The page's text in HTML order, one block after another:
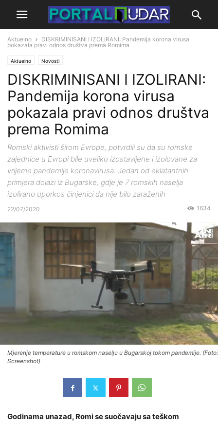
Aktuelno
DISKRIMINISANI I IZOLIRANI: Pandemija korona virusa
pokazala pravi odnos društva prema Romima
Aktuelno Novosti
DISKRIMINISANI I IZOLIRANI:
Pandemija korona virusa
pokazala pravi odnos društva
prema Romima
Romski aktivisti širom Evrope, potvrdili su da su romske
zajednice u Evropi bile uveliko izostavljene i izolovane za
vrijeme pandemije koronavirusa. Jedan od eklatantnih
primjera dolazi iz Bugarske, gdje je 7 romskih naselja
izolirano uporkos činjenici da nije bilo zaraženih
22/07/2020 1634
Mjerenje temperature u romskom naselju u Bugarskoj tokom pandemije. (Foto:
Screenshot)
Godinama unazad, Romi se suočavaju sa teškom